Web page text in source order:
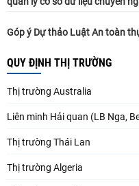
Góp ý Dự thảo Luật An toàn
QUY ĐỊNH THỊ TRƯỜNG
Thị trường Australia
Liên minh Hải quan (LB Nga,
Thị trường Thái Lan
Thị trường Algeria